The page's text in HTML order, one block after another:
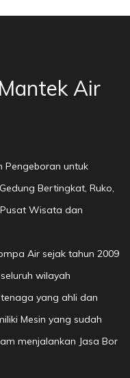
Air
untuk
Bertingkat, Ruko,
Wisata dan
Air sejak tahun 2009
wilayah
yang ahli dan
Mesin yang sudah
menjalankan Jasa Bor